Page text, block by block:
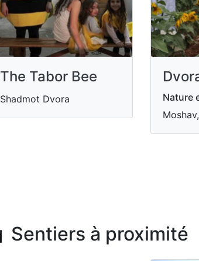
The Tabor Bee
Shadmot Dvora
Nature
Sentiers à proximité